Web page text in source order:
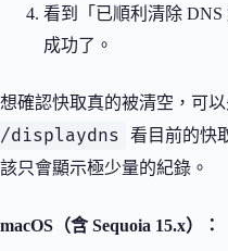
看到「已順利清除
成功了。
想確認快取真的被清空，可
/displaydns
看目前的快
該只會顯示極少量的紀錄。
macOS（含 Sequoia 15.x）：